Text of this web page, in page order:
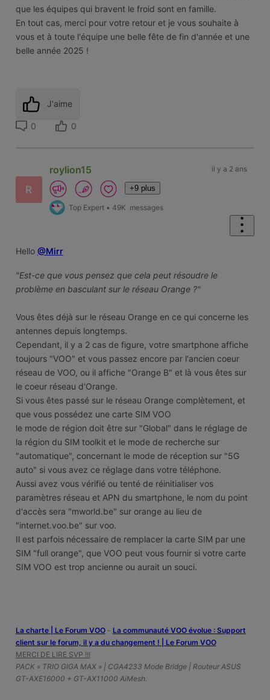
que les équipes qui bravent le froid sont en famille.
En tout cas, merci pour votre retour et je vous souhaite à
vous et à toute l'équipe une belle fête de fin d'année et une
belle année 2025 !
J'aime
0 0
R
roylion15
+9 plus
Top Expert • 49K messages
il y a 2 ans
Hello @Mirr
"Est-ce que vous pensez que cela peut résoudre le
problème en basculant sur le réseau Orange ?"
Vous êtes déjà sur le réseau Orange en ce qui concerne les
antennes depuis longtemps.
Cependant, il y a 2 cas de figure, votre smartphone affiche
toujours "VOO" et vous passez encore par l'ancien coeur
réseau de VOO, ou il affiche "Orange B" et là vous êtes sur
le coeur réseau d'Orange.
Si vous êtes passé sur le réseau Orange complètement, et
que vous possédez une carte SIM VOO
le mode de région doit être sur "Global" dans le réglage de
la région du SIM toolkit et le mode de recherche sur
"automatique", concernant le mode de réception sur "5G
auto" si vous avez ce réglage dans votre téléphone.
Aussi avez vous vérifié ou tenté de réinitialiser vos
paramètres réseau et APN du smartphone, le nom du point
d'accès sera "mworld.be" sur orange au lieu de
"internet.voo.be" sur voo.
Il est parfois nécessaire de remplacer la carte SIM par une
SIM "full orange", que VOO peut vous fournir si votre carte
SIM VOO est trop ancienne ou aurait un souci.
La charte | Le Forum VOO- ‎La communauté VOO évolue : Support
client sur le forum, il y a du changement ! | Le Forum VOO
MERCI DE LIRE SVP !!!
PACK « TRIO GIGA MAX » | CGA4233 Mode Bridge | Routeur ASUS
GT-AXE16000 + GT-AX11000 AiMesh.